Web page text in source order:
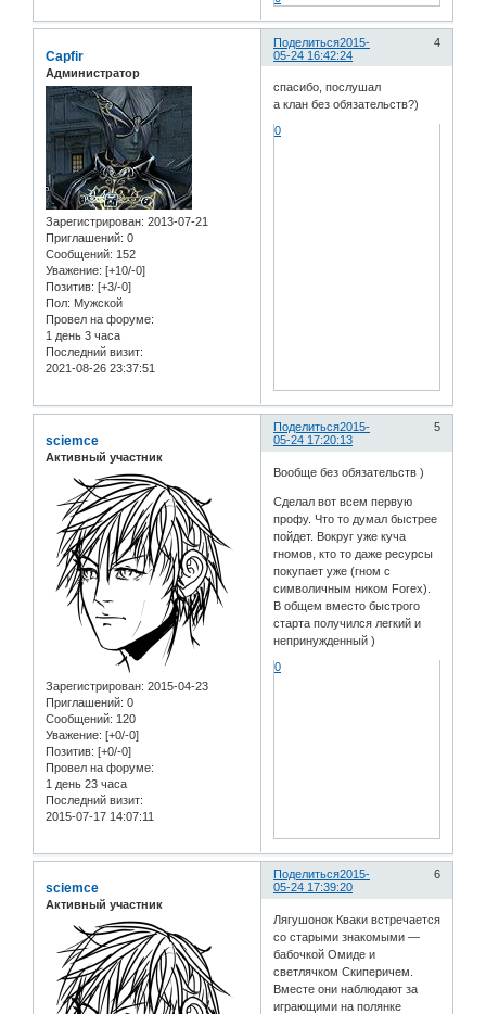
Поделиться 4
2015-
05-24 16:42:24
Capfir
Администратор
Зарегистрирован: 2013-07-21
Приглашений: 0
Сообщений: 152
Уважение: [+10/-0]
Позитив: [+3/-0]
Пол: Мужской
Провел на форуме:
1 день 3 часа
Последний визит:
2021-08-26 23:37:51
спасибо, послушал
а клан без обязательств?)
0
Поделиться 5
2015-
05-24 17:20:13
sciemce
Активный участник
Зарегистрирован: 2015-04-23
Приглашений: 0
Сообщений: 120
Уважение: [+0/-0]
Позитив: [+0/-0]
Провел на форуме:
1 день 23 часа
Последний визит:
2015-07-17 14:07:11
Вообще без обязательств )
Сделал вот всем первую
профу. Что то думал быстрее
пойдет. Вокруг уже куча
гномов, кто то даже ресурсы
покупает уже (гном с
символичным ником Forex).
В общем вместо быстрого
старта получился легкий и
непринужденный )
0
Поделиться 6
2015-
05-24 17:39:20
sciemce
Активный участник
Лягушонок Кваки встречается
со старыми знакомыми —
бабочкой Омиде и
светлячком Скиперичем.
Вместе они наблюдают за
играющими на полянке